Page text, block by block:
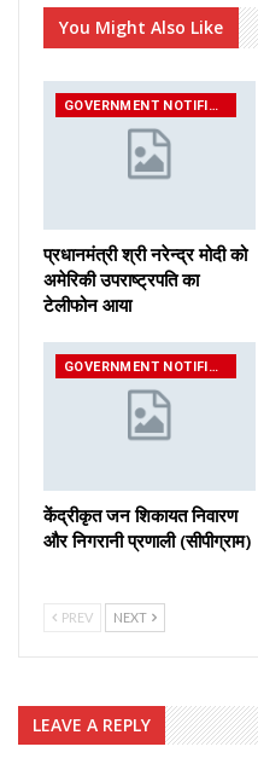
You Might Also Like
GOVERNMENT NOTIFICATIONS
प्रधानमंत्री श्री नरेन्‍द्र मोदी को
अमेरिकी उपराष्ट्रपति का
टेलीफोन आया
GOVERNMENT NOTIFICATIONS
केंद्रीकृत जन शिकायत निवारण
और निगरानी प्रणाली (सीपीग्राम)
PREV NEXT
LEAVE A REPLY